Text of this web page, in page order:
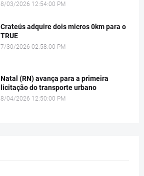
8/03/2026 12:54:00 PM
Crateús adquire dois micros 0km para o
TRUE
7/30/2026 02:58:00 PM
Natal (RN) avança para a primeira
licitação do transporte urbano
8/04/2026 12:50:00 PM